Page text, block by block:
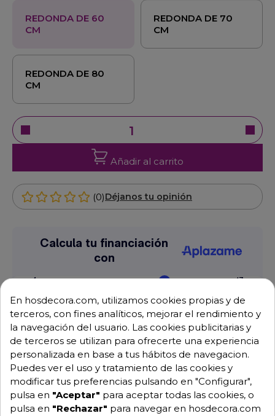
REDONDA DE 60
CM
REDONDA DE 70
CM
REDONDA DE 80
CM
Añadir al carrito
(0)Déjanos tu opinión
Envío GRATUITO a partir de 500 € (IVA excl.)
Equipo de expertos a tu servicio.
Garantía mínima de 1 año.
Pago 100% seguro.
En hosdecora.com, utilizamos cookies propias y de
terceros, con fines analíticos, mejorar el rendimiento y
la navegación del usuario. Las cookies publicitarias y
de terceros se utilizan para ofrecerte una experiencia
personalizada en base a tus hábitos de navegacion.
Puedes ver el uso y tratamiento de las cookies y
modificar tus preferencias pulsando en "Configurar",
pulsa en "Aceptar" para aceptar todas las cookies, o
pulsa en "Rechazar" para navegar en hosdecora.com